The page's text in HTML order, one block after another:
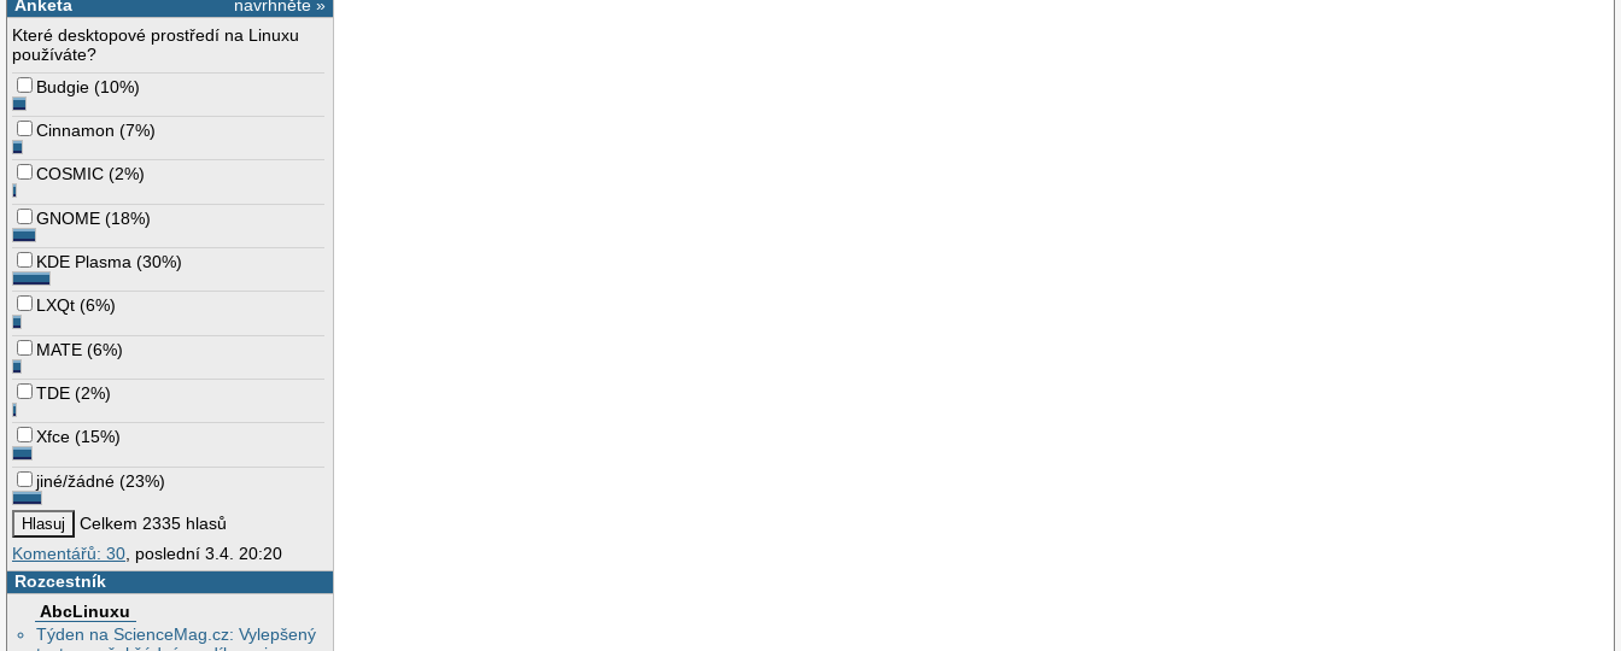
navrhněte »
Anketa
Které desktopové prostředí na Linuxu
používáte?
Budgie (10%)
Cinnamon (7%)
COSMIC (2%)
GNOME (18%)
KDE Plasma (30%)
LXQt (6%)
MATE (6%)
TDE (2%)
Xfce (15%)
jiné/žádné (23%)
Celkem 2335 hlasů
Komentářů: 30, poslední 3.4. 20:20
Rozcestník
AbcLinuxu
Týden na ScienceMag.cz: Vylepšený